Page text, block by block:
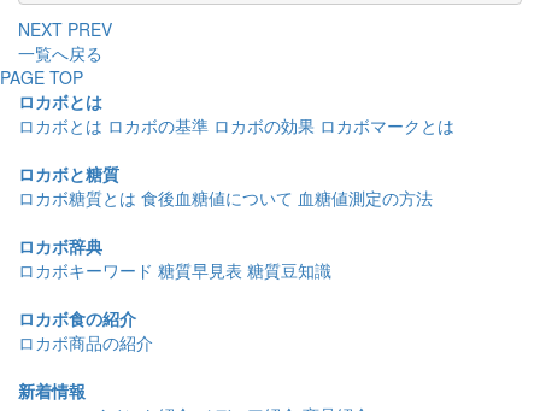
NEXT PREV
一覧へ戻る
PAGE TOP
ロカボとは
ロカボとは ロカボの基準 ロカボの効果 ロカボマークとは
ロカボと糖質
ロカボ糖質とは 食後血糖値について 血糖値測定の方法
ロカボ辞典
ロカボキーワード 糖質早見表 糖質豆知識
ロカボ食の紹介
ロカボ商品の紹介
新着情報